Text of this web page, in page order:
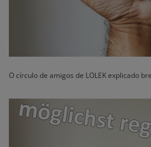
O círculo de amigos de LOLEK explicado